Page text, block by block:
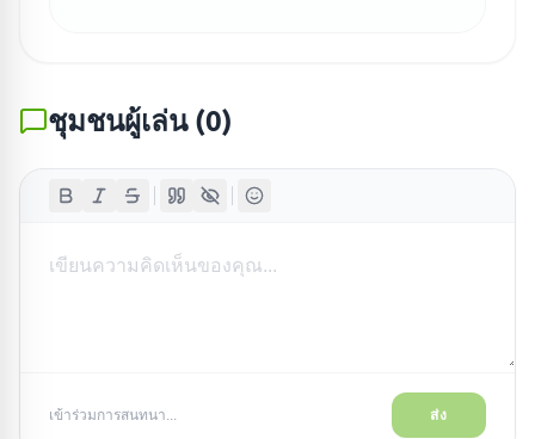
ชุมชนผู้เล่น(0)
เข้าร่วมการสนทนา... ส่ง